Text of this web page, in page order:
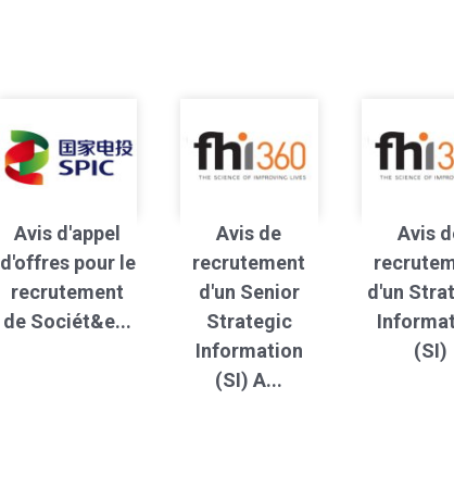
Avis d'appel
d'offres pour le
recrutement
de Sociét&e...
Avis de
recrutement
d'un Senior
Strategic
Information
(SI) A...
Avis
d'un
(SI)